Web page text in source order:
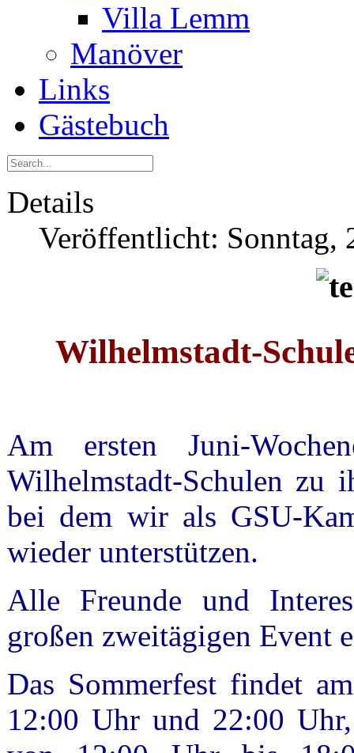
Villa Lemm
Manöver
Links
Gästebuch
Details
Veröffentlicht: Sonntag,
Wilhelmstadt-
Am ersten Juni-
Wilhelmstadt-Schulen zu
bei dem wir als GSU-
wieder unterstützen.
Alle Freunde und
großen zweitägigen Event
Das Sommerfest findet
12:00 Uhr und 22:00